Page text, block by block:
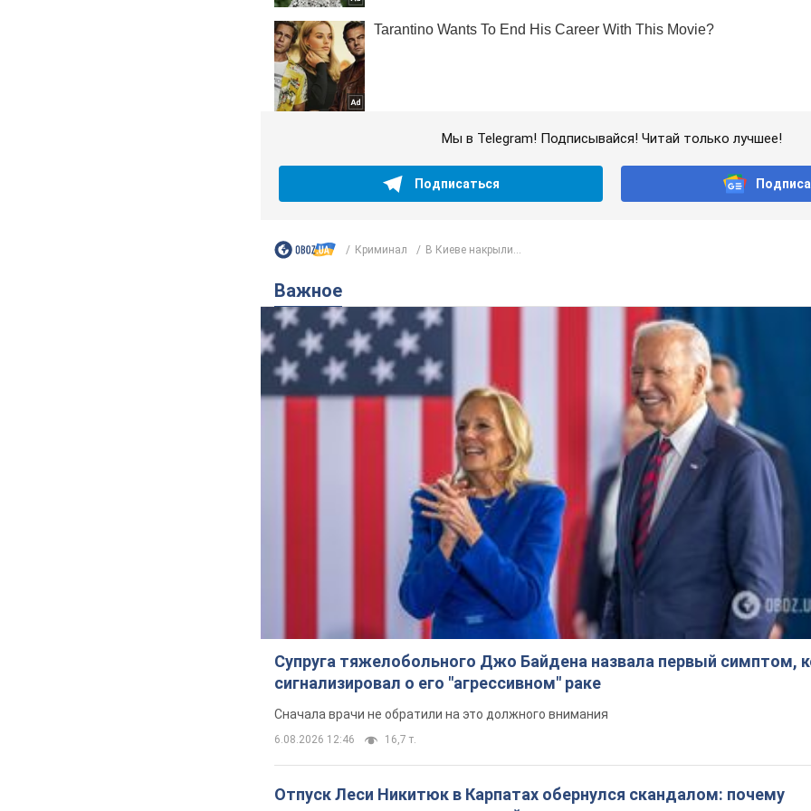
Мы в Telegram! Подписывайся! Читай только лучшее!
Подписаться
Криминал В Киеве накрыли...
Важное
Супруга тяжелобольного Джо Байдена назвала первый симптом,
сигнализировал о его "агрессивном" раке
Сначала врачи не обратили на это должного внимания
6.08.2026 12:46 16,7 т.
Отпуск Леси Никитюк в Карпатах обернулся скандалом: почему